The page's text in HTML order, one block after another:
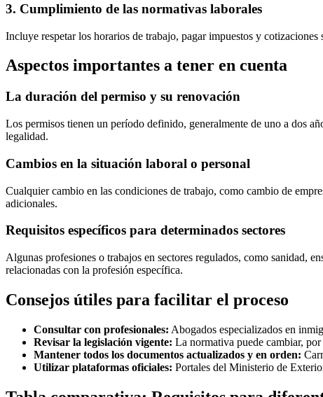
3. Cumplimiento de las normativas laborales
Incluye respetar los horarios de trabajo, pagar impuestos y
Aspectos importantes a tener en cuenta
La duración del permiso y su renovación
Los permisos tienen un período definido, generalmente de uno a dos
legalidad.
Cambios en la situación laboral o personal
Cualquier cambio en las condiciones de trabajo, como cambio de
adicionales.
Requisitos específicos para determinados sectores
Algunas profesiones o trabajos en sectores regulados, como sanidad,
relacionadas con la profesión específica.
Consejos útiles para facilitar el proceso
Consultar con profesionales: Abogados especializados en
Revisar la legislación vigente: La normativa puede cambiar,
Mantener todos los documentos actualizados y en orden:
Utilizar plataformas oficiales: Portales del Ministerio de